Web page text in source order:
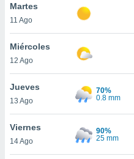
de
Martes
11 Ago
Miércoles
12 Ago
Jueves
13 Ago
70%
0.8 mm
Viernes
14 Ago
90%
25 mm